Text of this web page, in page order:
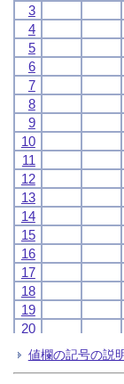
3
4
5
6
7
8
9
10
11
12
13
14
15
16
17
18
19
20
21
22
3
4
5
6
7
8
9
10
11
12
13
14
15
16
17
18
19
20
21
22
3
4
5
6
7
8
9
10
11
12
13
14
15
16
17
18
19
20
21
22
3
4
5
6
7
8
9
10
11
12
13
14
15
16
17
18
19
20
21
22
値欄の記号の説